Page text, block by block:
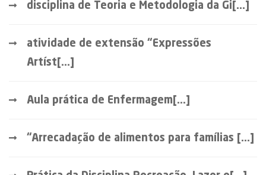
disciplina de Teoria e Metodologia da Gi[...]
atividade de extensão “Expressões
Artíst[...]
Aula prática de Enfermagem[...]
“Arrecadação de alimentos para famílias [...]